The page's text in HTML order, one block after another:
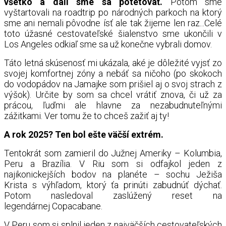
vyštartovali na roadtrip po národných parkoch na ktorý
sme ani nemali pôvodne ísť ale tak žijeme len raz...Celé
toto úžasné cestovateľské šialenstvo sme ukončili v
Los Angeles odkiaľ sme sa už konečne vybrali domov.
Táto letná skúsenosť mi ukázala, aké je dôležité vyjsť zo
svojej komfortnej zóny a nebáť sa ničoho (po skokoch
do vodopádov na Jamajke som prišiel aj o svoj strach z
výšok). Určite by som sa chcel vrátiť znova, či už za
prácou, ľuďmi ale hlavne za nezabudnuteľnými
zážitkami. Ver tomu že to chceš zažiť aj ty!
A rok 2025? Ten bol ešte väčší extrém.
Tentokrát som zamieril do Južnej Ameriky – Kolumbia,
Peru a Brazília. V Riu som si odfajkol jeden z
najikonickejších bodov na planéte – sochu Ježiša
Krista s výhľadom, ktorý ťa prinúti zabudnúť dýchať.
Potom nasledoval zaslúžený reset na
legendárnej Copacabane.